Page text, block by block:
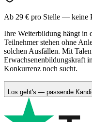
Ab 29 € pro Stelle — keine
Ihre Weiterbildung hängt in
Teilnehmer stehen ohne
solchen Ausfällen. Mit
Erwachsenenbildungskraft
Konkurrenz noch sucht.
Los geht's — passende